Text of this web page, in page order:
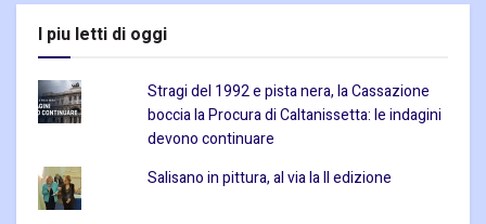
I piu letti di oggi
Stragi del 1992 e pista nera, la Cassazione
boccia la Procura di Caltanissetta: le indagini
devono continuare
Salisano in pittura, al via la II edizione